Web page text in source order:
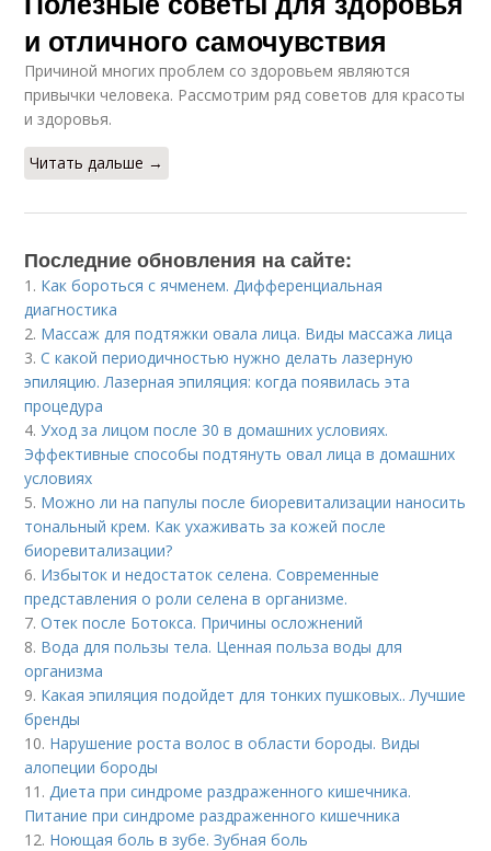
и отличного самочувствия
Причиной многих проблем со здоровьем являются
привычки человека. Рассмотрим ряд советов для красоты
и здоровья.
Читать дальше →
Последние обновления на сайте:
1. Как бороться с ячменем. Дифференциальная
диагностика
2. Массаж для подтяжки овала лица. Виды массажа лица
3.С какой периодичностью нужно делать лазерную
эпиляцию. Лазерная эпиляция: когда появилась эта
процедура
4.Уход за лицом после 30 в домашних условиях.
Эффективные способы подтянуть овал лица в домашних
условиях
5. Можно ли на папулы после биоревитализации наносить
тональный крем. Как ухаживать за кожей после
биоревитализации?
6. Избыток и недостаток селена. Современные
представления о роли селена в организме.
7.Отек после Ботокса. Причины осложнений
8. Вода для пользы тела. Ценная польза воды для
организма
9. Какая эпиляция подойдет для тонких пушковых.. Лучшие
бренды
10. Нарушение роста волос в области бороды. Виды
алопеции бороды
11. Диета при синдроме раздраженного кишечника.
Питание при синдроме раздраженного кишечника
12. Ноющая боль в зубе. Зубная боль